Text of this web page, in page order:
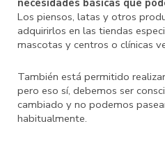
Los piensos, latas y otros
adquirirlos en las tiendas
mascotas y centros o clínicas
También está permitido
pero eso sí, debemos ser
cambiado y no podemos
habitualmente.